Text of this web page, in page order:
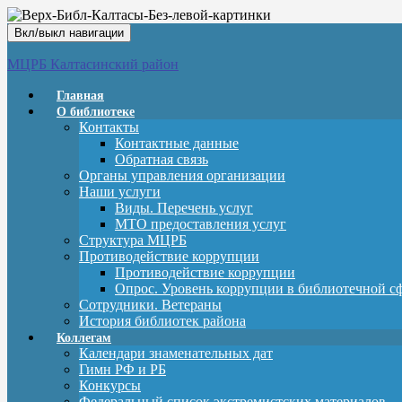
Вкл/выкл навигации
МЦРБ Калтасинский район
Главная
О библиотеке
Контакты
Контактные данные
Обратная связь
Органы управления организации
Наши услуги
Виды. Перечень услуг
МТО предоставления услуг
Структура МЦРБ
Противодействие коррупции
Противодействие коррупции
Опрос. Уровень коррупции в библиотечной
Сотрудники. Ветераны
История библиотек района
Коллегам
Календари знаменательных дат
Гимн РФ и РБ
Конкурсы